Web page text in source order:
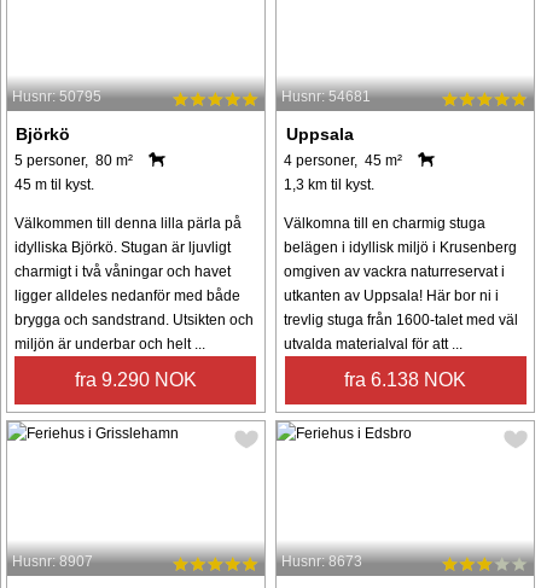
Husnr: 50795
Björkö
5 personer, 80 m²
45 m til kyst.
Välkommen till denna lilla pärla på
idylliska Björkö. Stugan är ljuvligt
charmigt i två våningar och havet
ligger alldeles nedanför med både
brygga och sandstrand. Utsikten och
miljön är underbar och helt ...
fra 9.290 NOK
Husnr: 54681
Uppsala
4 personer, 45 m²
1,3 km til kyst.
Välkomna till en charmig stuga
belägen i idyllisk miljö i Krusenberg
omgiven av vackra naturreservat i
utkanten av Uppsala! Här bor ni i
trevlig stuga från 1600-talet med väl
utvalda materialval för att ...
fra 6.138 NOK
Husnr: 8907 Husnr: 8673